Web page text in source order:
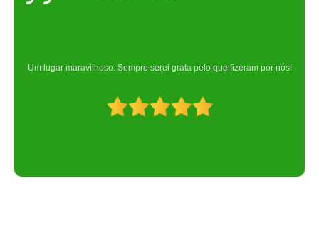
Um lugar maravilhoso. Sempre serei grata pelo que fizeram por nós!